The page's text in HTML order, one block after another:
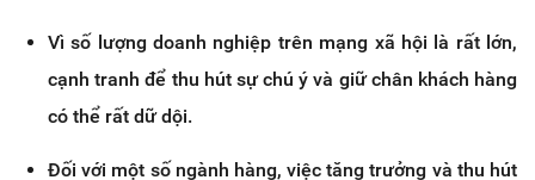
Vì số lượng doanh nghiệp trên mạng xã hội là rất lớn,
cạnh tranh để thu hút sự chú ý và giữ chân khách hàng
có thể rất dữ dội.
Đối với một số ngành hàng, việc tăng trưởng và thu hút